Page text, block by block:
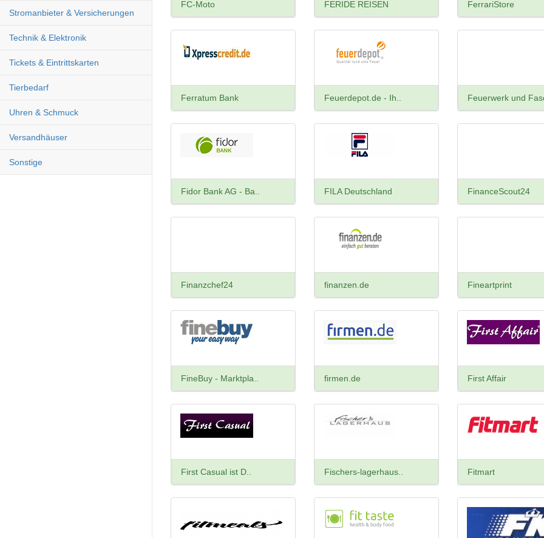
Stromanbieter & Versicherungen
Technik & Elektronik
Tickets & Eintrittskarten
Tierbedarf
Uhren & Schmuck
Versandhäuser
Sonstige
FC-Moto FERIDE REISEN FerrariStore
Ferratum Bank Feuerdepot.de - Ih.. Feuerwerk und
Fidor Bank AG - Ba.. FILA Deutschland FinanceScout24
Finanzchef24 finanzen.de Fineartprint
FineBuy - Marktpla.. firmen.de First Affair
First Casual ist D.. Fischers-lagerhaus.. Fitmart